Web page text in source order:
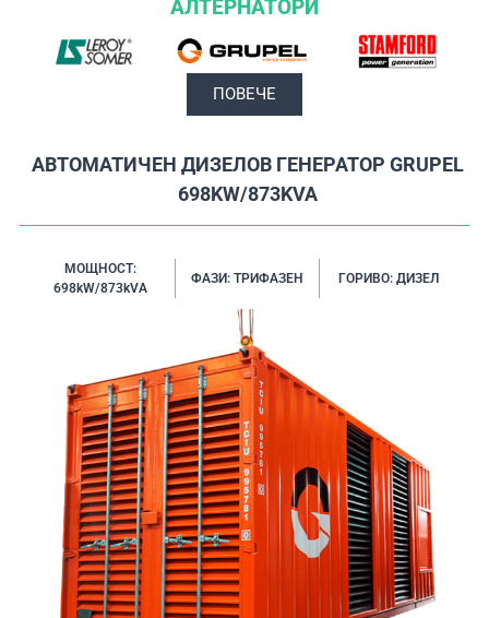
АЛТЕРНАТОРИ
ПОВЕЧЕ
АВТОМАТИЧЕН ДИЗЕЛОВ ГЕНЕРАТОР GRUPEL
698KW/873KVA
МОЩНОСТ:
698kW/873kVA
ФАЗИ: ТРИФАЗЕН ГОРИВО: ДИЗЕЛ